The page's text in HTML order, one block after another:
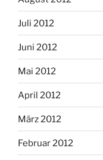
Juli 2012
Juni 2012
Mai 2012
April 2012
März 2012
Februar 2012